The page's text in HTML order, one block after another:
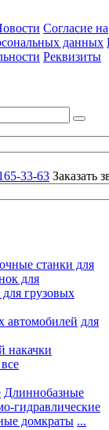
Согласие на
данных
Реквизиты
33-63 Заказать
станки для
для
грузовых
автомобилей для
накачки
Длиннобазные
гидравлические
домкраты ...